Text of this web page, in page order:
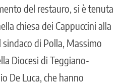
del restauro, si è tenuta
chiesa dei Cappuccini alla
di Polla, Massimo
Diocesi di Teggiano-
De Luca, che hanno